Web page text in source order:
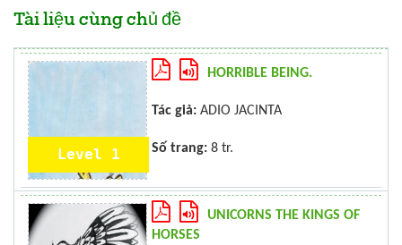
Tài liệu cùng chủ đề
Level 1
HORRIBLE BEING.
Tác giả: ADIO JACINTA
Số trang: 8 tr.
UNICORNS THE KINGS OF
HORSES